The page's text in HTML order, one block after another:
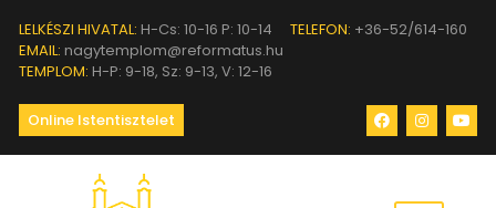
LELKÉSZI HIVATAL: H-Cs: 10-16 P: 10-14 TELEFON: +36-52/614-160
EMAIL: nagytemplom@reformatus.hu
TEMPLOM: H-P: 9-18, Sz: 9-13, V: 12-16
Online Istentisztelet